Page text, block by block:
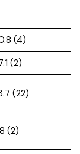
(4)
(2)
(22)
(2)